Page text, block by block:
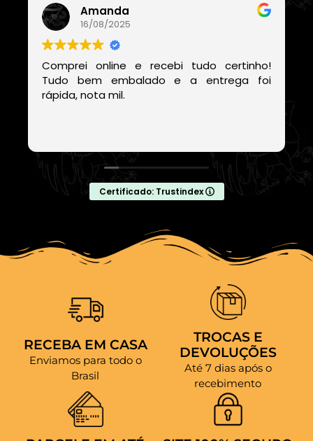
Amanda
16/08/2025
Comprei online e recebi tudo certinho!
Tudo bem embalado e a entrega foi
rápida, nota mil.
Certificado: Trustindex
RECEBA EM CASA
Enviamos para todo o
Brasil
TROCAS E
DEVOLUÇÕES
Até 7 dias após o
recebimento